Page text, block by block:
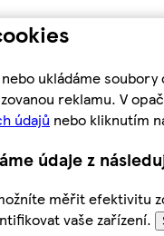
ukládáme
reklamu. V
údajů nebo kliknutím
údaje z
měřit efektivitu
vaše zařízení.